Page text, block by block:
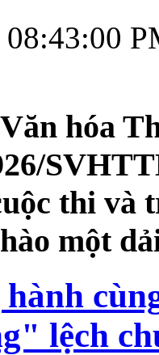
hóa
thi và
một
hành
lệch